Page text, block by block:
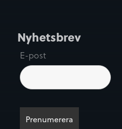
Nyhetsbrev
E-post